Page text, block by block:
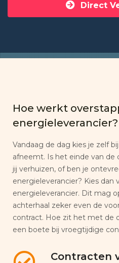
Direct
Hoe werkt
energieleverancier?
Vandaag de dag kies je zelf
afneemt. Is het einde van de
jij verhuizen, of ben je
energieleverancier? Kies dan
energieleverancier. Dit mag
achterhaal zeker even de
contract. Hoe zit het met de
een boete bij vroegtijdige
Contracten